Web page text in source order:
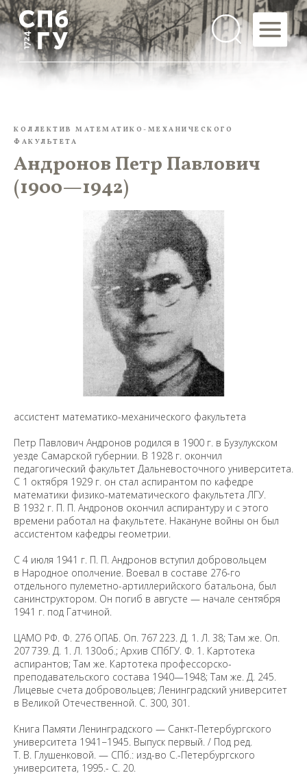
КОЛЛЕКТИВ МАТЕМАТИКО-МЕХАНИЧЕСКОГО
ФАКУЛЬТЕТА
Андронов Петр Павлович
(1900—1942)
ассистент математико-механического факультета
Петр Павлович Андронов родился в 1900 г. в Бузулукском
уезде Самарской губернии. В 1928 г. окончил
педагогический факультет Дальневосточного университета.
С 1 октября 1929 г. он стал аспирантом по кафедре
математики физико-математического факультета ЛГУ.
В 1932 г. П. П. Андронов окончил аспирантуру и с этого
времени работал на факультете. Накануне войны он был
ассистентом кафедры геометрии.
С 4 июля 1941 г. П. П. Андронов вступил добровольцем
в Народное ополчение. Воевал в составе 276-го
отдельного пулеметно-артиллерийского батальона, был
санинструктором. Он погиб в августе — начале сентября
1941 г. под Гатчиной.
ЦАМО РФ. Ф. 276 ОПАБ. Оп. 767 223. Д. 1. Л. 38; Там же. Оп.
207 739. Д. 1. Л. 130об.; Архив СПбГУ. Ф. 1. Картотека
аспирантов; Там же. Картотека профессорско-
преподавательского состава 1940—1948; Там же. Д. 245.
Лицевые счета добровольцев; Ленинградский университет
в Великой Отечественной. С. 300, 301.
Книга Памяти Ленинградского — Санкт-Петербургского
университета 1941−1945. Выпуск первый. / Под ред.
Т. В. Глушенковой. — СПб.: изд-во С.-Петербургского
университета, 1995.- С. 20.